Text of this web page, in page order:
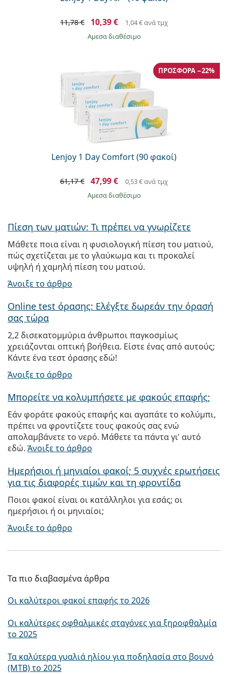
11,78 € 10,39 € 1,04 €ανά τμχ
άμεσα διαθέσιμο
Lenjoy 1 Day Comfort (90 φακοί)
ΠΡΟΣΦΟΡΆ −22%
61,17 € 47,99 € 0,53 €ανά τμχ
άμεσα διαθέσιμο
Πίεση των ματιών: Τι πρέπει να γνωρίζετε
Μάθετε ποια είναι η φυσιολογική πίεση του ματιού,
πώς σχετίζεται με το γλαύκωμα και τι προκαλεί
υψηλή ή χαμηλή πίεση του ματιού.
Άνοιξε το άρθρο
Online test όρασης: Ελέγξτε δωρεάν την όρασή
σας τώρα
2,2 δισεκατομμύρια άνθρωποι παγκοσμίως
χρειάζονται οπτική βοήθεια. Είστε ένας από αυτούς;
Κάντε ένα τεστ όρασης εδώ!
Άνοιξε το άρθρο
Μπορείτε να κολυμπήσετε με φακούς επαφής;
Εάν φοράτε φακούς επαφής και αγαπάτε το κολύμπι,
πρέπει να φροντίζετε τους φακούς σας ενώ
απολαμβάνετε το νερό. Μάθετε τα πάντα γι' αυτό
εδώ. Άνοιξε το άρθρο
Ημερήσιοι ή μηνιαίοι φακοί; 5 συχνές ερωτήσεις
για τις διαφορές τιμών και τη φροντίδα
Ποιοι φακοί είναι οι κατάλληλοι για εσάς; οι
ημερήσιοι ή οι μηνιαίοι;
Άνοιξε το άρθρο
Τα πιο διαβασμένα άρθρα
Οι καλύτεροι φακοί επαφής το 2026
Οι καλύτερες οφθαλμικές σταγόνες για ξηροφθαλμία
το 2025
Τα καλύτερα γυαλιά ηλίου για ποδηλασία στο βουνό
(MTB) το 2025